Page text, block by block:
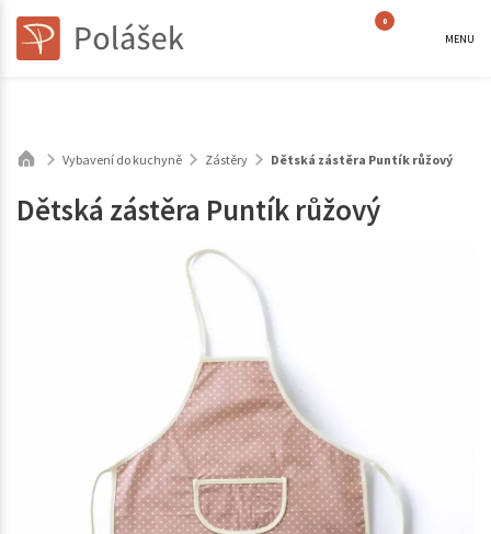
0
MENU
Vybavení do kuchyně Zástěry Dětská zástěra Puntík růžový
Dětská zástěra Puntík růžový